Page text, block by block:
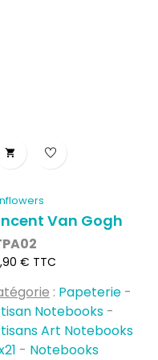

Van Gogh
€ TTC
: Papeterie -
Notebooks -
Art Notebooks
- Notebooks